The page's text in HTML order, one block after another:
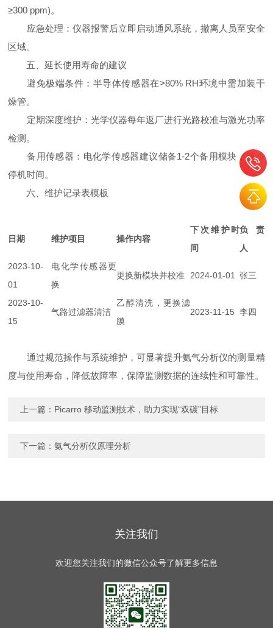
≥300 ppm)。
应急处理：仪器报警后立即启动通风系统，撤离人员至安全
区域。
五、延长使用寿命的建议
避免极端条件：半导体传感器在>80% RH环境中需加装干
燥管。
定期深度维护：光学仪器每年返厂进行光路校准与激光功率
检测。
备用传感器：电化学传感器建议储备1-2个备用模块，减少
停机时间。
六、维护记录表模板
日期 维护项目 操作内容
下次维护时
间
负责
人
2023-10-
01
电化学传感器更
换
更换新模块并校准 2024-01-01 张三
2023-10-
15
气路过滤器清洁
乙醇清洗，更换滤
膜
2023-11-15 李四
通过规范操作与系统维护，可显著提升氨气分析仪的测量精
度与使用寿命，降低故障率，保障监测数据的连续性和可靠性。
上一篇： Picarro 移动监测技术，助力实现“双碳”目标
下一篇：氨气分析仪原理分析
关注我们
欢迎您关注我们的微信公众号了解更多信息